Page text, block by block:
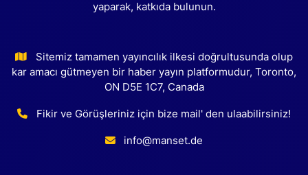
yaparak, katkıda bulunun.
Sitemiz tamamen yayıncılık ilkesi doğrultusunda olup
kar amacı gütmeyen bir haber yayın platformudur, Toronto,
ON D5E 1C7, Canada
Fikir ve Görüşleriniz için bize mail' den ulaabilirsiniz!
info@manset.de